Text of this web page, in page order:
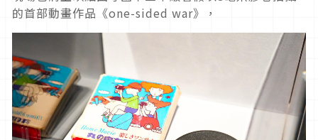
的首部動畫作品《one-sided war》，